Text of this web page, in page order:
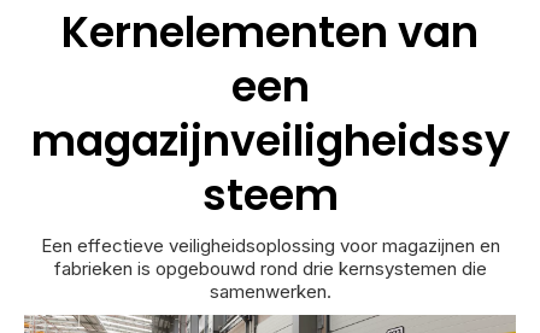
Kernelementen van
een
magazijnveiligheidssy
steem
Een effectieve veiligheidsoplossing voor magazijnen en
fabrieken is opgebouwd rond drie kernsystemen die
samenwerken.